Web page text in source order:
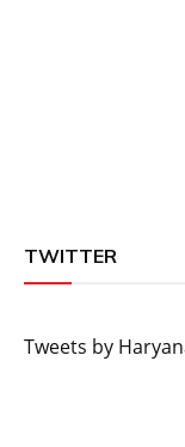
TWITTER
Tweets by